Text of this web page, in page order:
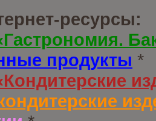
ресурсы:
продукты *